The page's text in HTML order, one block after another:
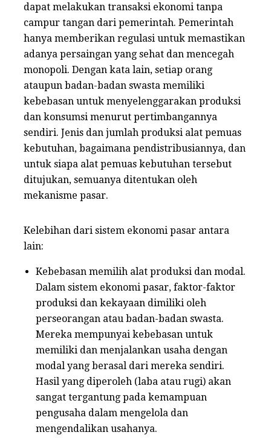
dapat melakukan transaksi ekonomi tanpa
campur tangan dari pemerintah. Pemerintah
hanya memberikan regulasi untuk memastikan
adanya persaingan yang sehat dan mencegah
monopoli. Dengan kata lain, setiap orang
ataupun badan-badan swasta memiliki
kebebasan untuk menyelenggarakan produksi
dan konsumsi menurut pertimbangannya
sendiri. Jenis dan jumlah produksi alat pemuas
kebutuhan, bagaimana pendistribusiannya, dan
untuk siapa alat pemuas kebutuhan tersebut
ditujukan, semuanya ditentukan oleh
mekanisme pasar.
Kelebihan dari sistem ekonomi pasar antara
lain:
Kebebasan memilih alat produksi dan modal.
Dalam sistem ekonomi pasar, faktor-faktor
produksi dan kekayaan dimiliki oleh
perseorangan atau badan-badan swasta.
Mereka mempunyai kebebasan untuk
memiliki dan menjalankan usaha dengan
modal yang berasal dari mereka sendiri.
Hasil yang diperoleh (laba atau rugi) akan
sangat tergantung pada kemampuan
pengusaha dalam mengelola dan
mengendalikan usahanya.